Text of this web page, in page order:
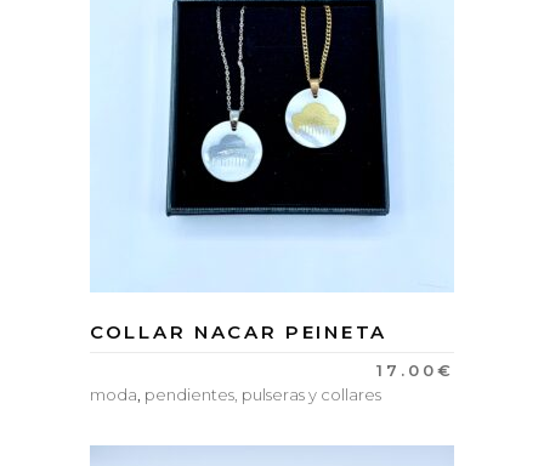
COLLAR NACAR PEINETA
17.00€
moda pendientes, pulseras y collares